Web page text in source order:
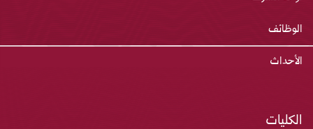
الوظائف
الأحداث
الكليات